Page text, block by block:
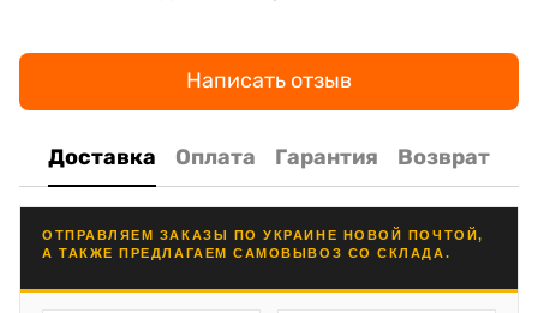
Написать отзыв
Доставка Оплата Гарантия Возврат
ОТПРАВЛЯЕМ ЗАКАЗЫ ПО УКРАИНЕ НОВОЙ ПОЧТОЙ,
А ТАКЖЕ ПРЕДЛАГАЕМ САМОВЫВОЗ СО СКЛАДА.